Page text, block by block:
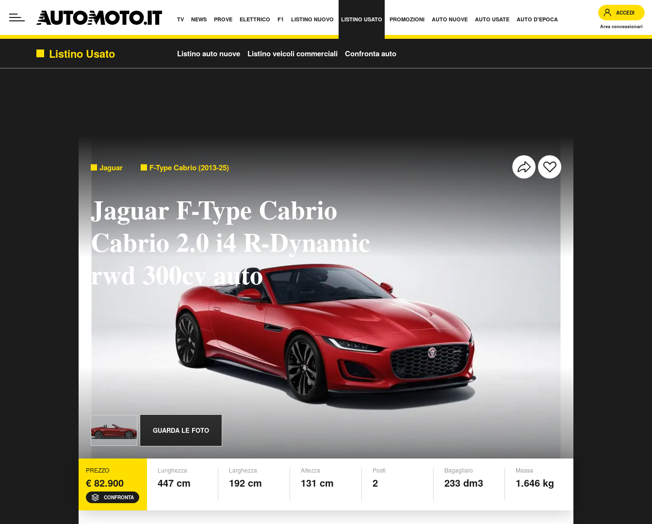
TV NEWS PROVE ELETTRICO F1 LISTINO NUOVO LISTINO USATO PROMOZIONI AUTO NUOVE AUTO USATE AUTO D'EPOCA
ACCEDI
Area concessionari
Listino Usato Listino auto nuove Listino veicoli commerciali Confronta auto
Jaguar F-Type Cabrio (2013-25)
Jaguar F-Type Cabrio
Cabrio 2.0 i4 R-Dynamic
rwd 300cv auto
GUARDA LE FOTO
PREZZO
€ 82.900
CONFRONTA
Lunghezza
447 cm
Larghezza
192 cm
Altezza
131 cm
Posti
2
Bagagliaio
233 dm3
Massa
1.646 kg